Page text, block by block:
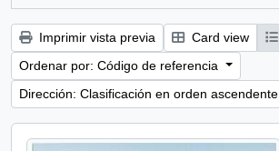
Imprimir vista previa Card view
Ordenar por: Código de referencia
Dirección: Clasificación en orden ascendente